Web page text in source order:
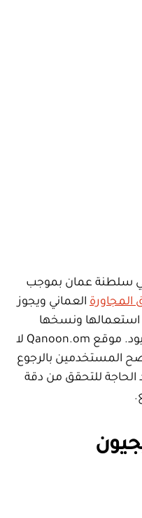
سلطنة عمان بموجب
المجاورة العماني ويجوز
لمستخدمي موقع Qanoon.om استعمالها ونسخها
ونشرها وترجمتها مجانا ودون قيود. موقع Qanoon.om لا
المستخدمين بالرجوع
الحاجة للتحقق من دقة